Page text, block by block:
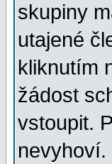
skupiny
utajené
kliknutím
žádost
vstoupit.
nevyhoví.